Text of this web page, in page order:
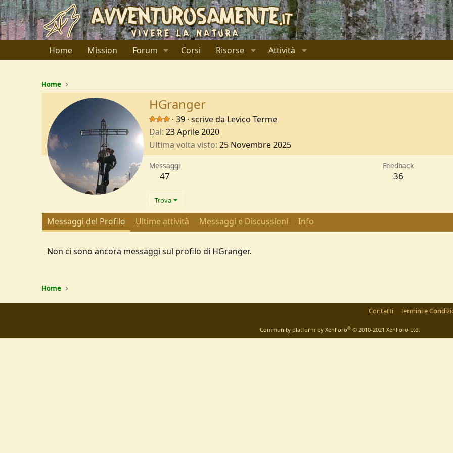
Home Mission Forum Corsi Risorse Attività
Home
HGranger
· 39 · scrive da Levico Terme
Dal 23 Aprile 2020
Ultima volta visto 25 Novembre 2025
Messaggi
47
Feedback
36
Trova
Messaggi del Profilo Ultime attività Messaggi e Discussioni Info
Non ci sono ancora messaggi sul profilo di HGranger.
Home
Contatti Termini e
Community platform by XenForo® © 2010-2021 XenForo Ltd.